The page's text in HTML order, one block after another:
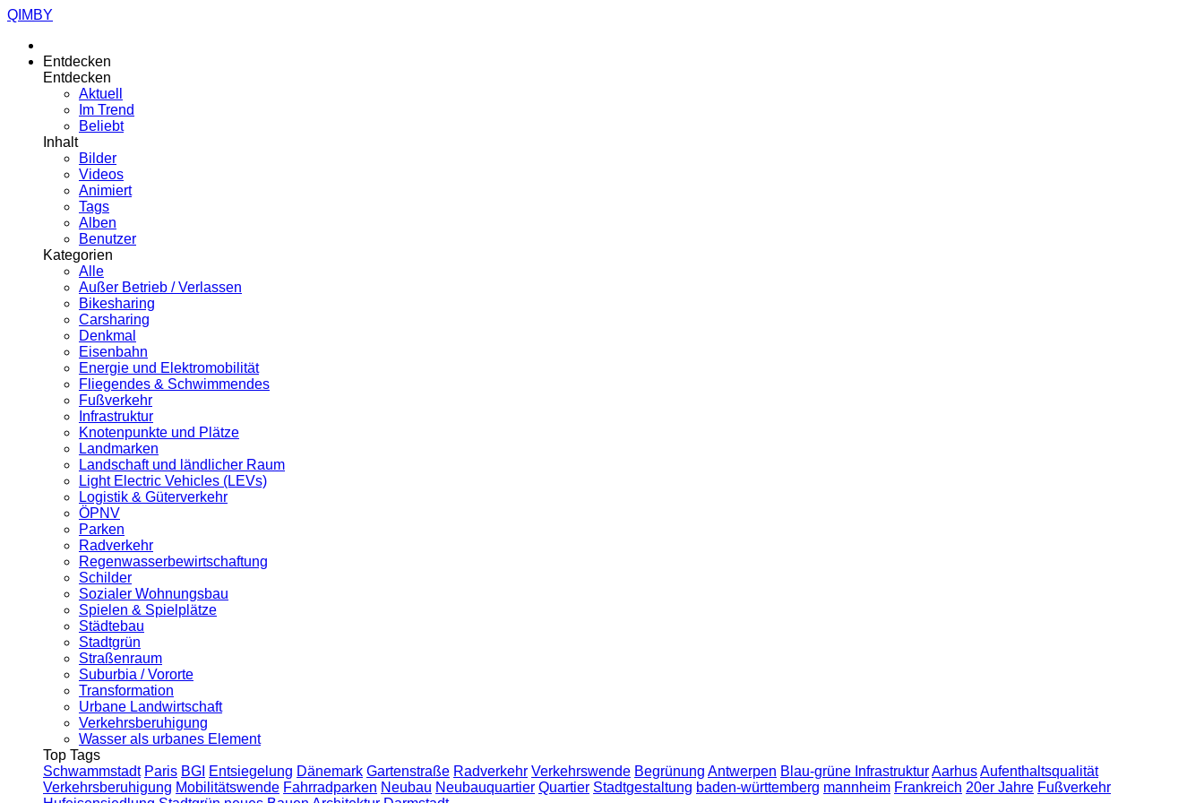
QIMBY
Entdecken
Entdecken
Aktuell
Im Trend
Beliebt
Inhalt
Bilder
Videos
Animiert
Tags
Alben
Benutzer
Kategorien
Alle
Außer Betrieb / Verlassen
Bikesharing
Carsharing
Denkmal
Eisenbahn
Energie und Elektromobilität
Fliegendes & Schwimmendes
Fußverkehr
Infrastruktur
Knotenpunkte und Plätze
Landmarken
Landschaft und ländlicher Raum
Light Electric Vehicles (LEVs)
Logistik & Güterverkehr
ÖPNV
Parken
Radverkehr
Regenwasserbewirtschaftung
Schilder
Sozialer Wohnungsbau
Spielen & Spielplätze
Städtebau
Stadtgrün
Straßenraum
Suburbia / Vororte
Transformation
Urbane Landwirtschaft
Verkehrsberuhigung
Wasser als urbanes Element
Top Tags
Schwammstadt Paris BGI Entsiegelung Dänemark Gartenstraße Radverkehr Verkehrswende Begrünung Antwerpen Blau-grüne InfrastrukturAarhusAufenthaltsqualität
Verkehrsberuhigung Mobilitätswende Fahrradparken Neubau Neubauquartier Quartier Stadtgestaltung baden-württemberg mannheim Frankreich 20er Jahre Fußverkehr